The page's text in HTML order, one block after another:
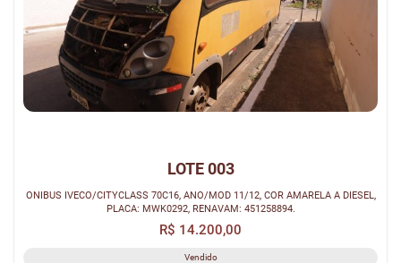
LOTE 003
ONIBUS IVECO/CITYCLASS 70C16, ANO/MOD 11/12, COR AMARELA A DIESEL,
PLACA: MWK0292, RENAVAM: 451258894.
R$ 14.200,00
Vendido